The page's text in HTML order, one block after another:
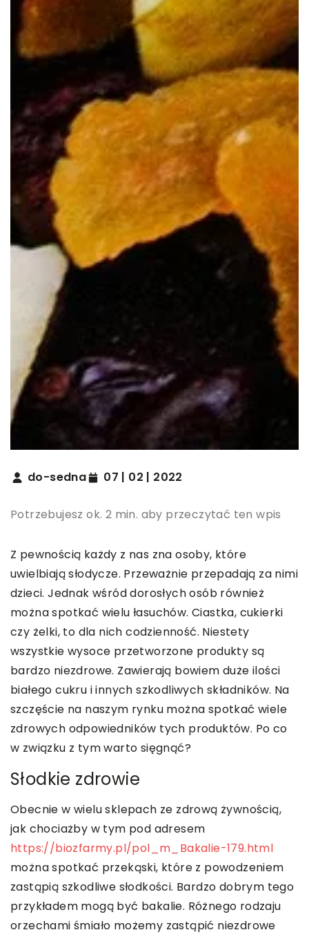
do-sedna 07 | 02 | 2022
Potrzebujesz ok. 2 min. aby przeczytać ten wpis
Z pewnością każdy z nas zna osoby, które
uwielbiają słodycze. Przeważnie przepadają za nimi
dzieci. Jednak wśród dorosłych osób również
można spotkać wielu łasuchów. Ciastka, cukierki
czy żelki, to dla nich codzienność. Niestety
wszystkie wysoce przetworzone produkty są
bardzo niezdrowe. Zawierają bowiem duże ilości
białego cukru i innych szkodliwych składników. Na
szczęście na naszym rynku można spotkać wiele
zdrowych odpowiedników tych produktów. Po co
w związku z tym warto sięgnąć?
Słodkie zdrowie
Obecnie w wielu sklepach ze zdrową żywnością,
jak chociażby w tym pod adresem
https://biozfarmy.pl/pol_m_Bakalie-179.html
można spotkać przekąski, które z powodzeniem
zastąpią szkodliwe słodkości. Bardzo dobrym tego
przykładem mogą być bakalie. Różnego rodzaju
orzechami śmiało możemy zastąpić niezdrowe